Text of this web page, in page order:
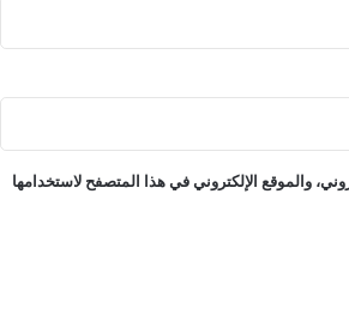
والموقع الإلكتروني في هذا المتصفح لاستخدامها